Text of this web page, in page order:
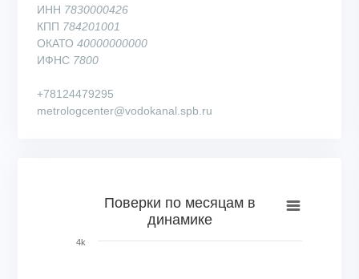
ИНН 7830000426
КПП 784201001
ОКАТО 40000000000
ИФНС 7800
+78124479295
metrologcenter@vodokanal.spb.ru
Bar chart with 78 bars.
View as data table, Поверки по месяцам в динамике
Поверки по месяцам в
динамике
4k